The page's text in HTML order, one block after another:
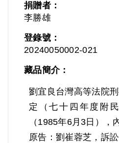
捐贈者：
李勝雄
登錄號：
20240050002-021
藏品簡介：
劉宜良台灣高等法院
定（七十四年度附
（1985年6月3日），
原告：劉崔蓉芝，訴